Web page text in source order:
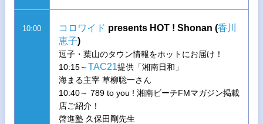
10:00 コロワイド presents HOT ! Shonan (香川
恵子)
逗子・葉山のタウン情報をホットにお届け！
10:15～TAC21提供「湘南日和」
海まる主宰 草柳聡一さん
10:40～ 789 to you ! 湘南ビーチFMマガジン掲載
店ご紹介！
啓進塾 久保田剛先生